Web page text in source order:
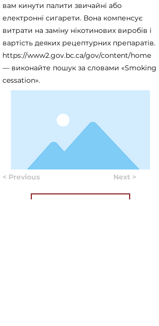
вам кинути палити звичайні або
електронні сигарети. Вона компенсує
витрати на заміну нікотинових виробів і
вартість деяких рецептурних препаратів.
https://www2.gov.bc.ca/gov/content/home
— виконайте пошук за словами «Smoking
cessation».
< Previous Next >